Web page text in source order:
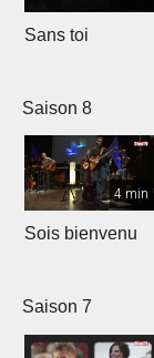
Sans toi
Saison 8
4 min
Sois bienvenu
Saison 7